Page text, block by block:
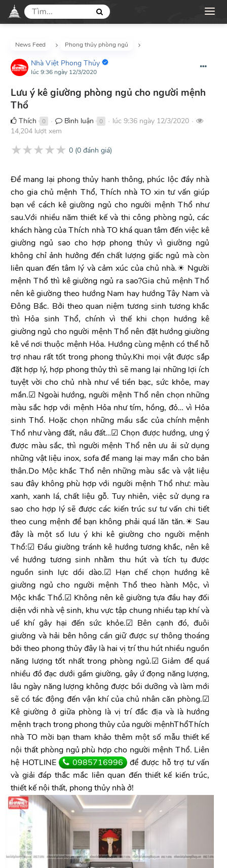
News Feed Phong thủy phòng ngủ
Nhà Việt Phong Thủy
lúc 9:36 ngày 12/3/2020
Lưu ý kê giường phòng ngủ cho người mệnh
Thổ
Thích 0 ● Bình luận 0 ● lúc 9:36 ngày 12/3/2020 ●
14,204 lượt xem
★★★★★ 0 (0 đánh giá)
Để mang lại phong thủy hanh thông, phúc lộc đầy nhà
cho gia chủ mệnh Thổ, Thích nhà TO xin tư vấn giúp
bạn về cách kê giường ngủ cho người mệnh Thổ như
sau.Với nhiều năm thiết kế và thi công phòng ngủ, các
khách hàng của Thích nhà TO khá quan tâm đến việc kê
giường ngủ sao cho hợp phong thủy vì giường ngủ
không chỉ ảnh hưởng đến chất lượng giấc ngủ mà còn
liên quan đến tâm lý và cảm xúc của chủ nhà.☀ Người
mệnh Thổ thì kê giường ngủ ra sao?Gia chủ mệnh Thổ
nên kê giường theo hướng Nam hay hướng Tây Nam và
Đông Bắc. Bởi theo quan niệm tương sinh tương khắc
thì Hỏa sinh Thổ, chính vì thế khi chọn hướng kê
giường ngủ cho người mệnh Thổ nên đặt hướng giường
kê về nơi thuộc mệnh Hỏa. Hướng cùng mệnh có thể hỗ
trợ nhau rất tốt trong phong thủy.Khi mọi vật được sắp
đặt hợp lý, hợp phong thủy thì sẽ mang lại những lợi ích
tuyệt vời cho chủ nhà như về tiền bạc, sức khỏe, may
mắn.☑ Ngoài hướng, người mệnh Thổ nên chọn những
màu sắc hợp với mệnh Hỏa như tím, hồng, đỏ… vì Hỏa
sinh Thổ. Hoặc chọn những mầu sắc của chính mệnh
Thổ như vàng đất, nâu đất…☑ Chọn được hướng, ưng ý
được màu sắc, thì người mệnh Thổ nên ưu ải sử dụng
những vật liệu inox, sofa để mang lại may mắn cho bản
thân.Do Mộc khắc Thổ nên những màu sắc và vật liệu
sau đây không phù hợp với người mệnh Thổ như: màu
xanh, xanh lá, chất liệu gỗ. Tuy nhiên, việc sử dụng ra
sao cho hợp lý sẽ được các kiến trúc sư tư vấn chi tiết
theo cung mệnh để bạn không phải quá lăn tăn.☀ Sau
đây là một số lưu ý khi kê giường cho người mệnh
Thổ:☑ Đầu giường tránh kê hướng tương khắc, nên kê
về hướng tương sinh nhằm thu hút và tích tụ được
nguồn sinh lực dồi dào.☑ Hạn chế chọn hướng kê
giường ngủ cho người mệnh Thổ theo hành Mộc, vì
Mộc khắc Thổ.☑ Không nên kê giường tựa đầu hay đối
diện với nhà vệ sinh, khu vực tập chung nhiều tạp khí và
uế khí gây hại đến sức khỏe.☑ Bên cạnh đó, đuôi
giường và hải bên hông cần giữ được sự thông thoáng
bởi theo phong thủy đây là hai vị trí thu hút nhiều nguồn
năng lượng tốt nhất trong phòng ngủ.☑ Giảm để quá
nhiều đồ đạc dưới gầm giường, gây ứ đọng năng lượng,
lâu ngày năng lượng không được bồi dưỡng và làm mới
sẽ có tác động đến vận khí của chủ nhân căn phòng.☑
Kê giường ở giữa phòng là vị trí đắc địa và là hướng
mệnh trạch trong phong thủy của người mệnhThổThích
nhà TO mời bạn tham khảo thêm một số mẫu thiết kế
nội thất phòng ngủ phù hợp cho người mệnh Thổ. Liên
hệ HOTLINE
0985716996 để được hỗ trợ tư vấn
và giải đáp thắc mắc liên quan đến thiết kế kiến trúc,
thiết kế nội thất, phong thủy nhà ở!